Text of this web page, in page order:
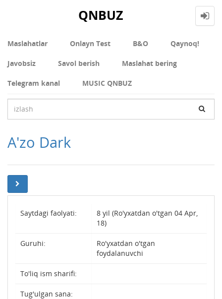
QNBUZ
Maslahatlar Onlayn Test В&О Qaynoq!
Javobsiz Savol berish Maslahat bering
Telegram kanal MUSIC QNBUZ
A'zo Dark
Saytdagi faolyati:
8 yil (Ro'yxatdan o'tgan 04 Apr,
18)
Guruhi:
Ro'yxatdan o'tgan
foydalanuvchi
To'liq ism sharifi:
Tug'ulgan sana: